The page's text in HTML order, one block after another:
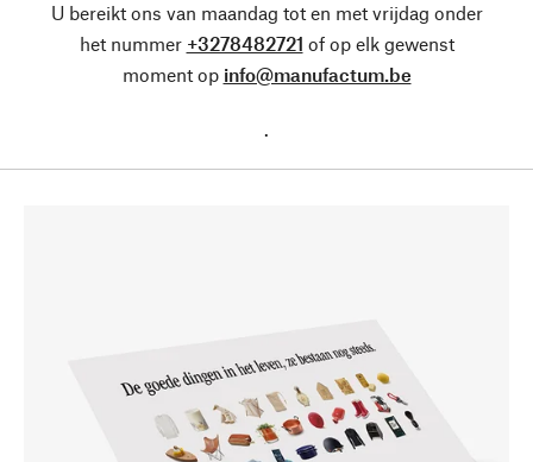
U bereikt ons van maandag tot en met vrijdag onder
het nummer +3278482721 of op elk gewenst
moment op info@manufactum.be
.